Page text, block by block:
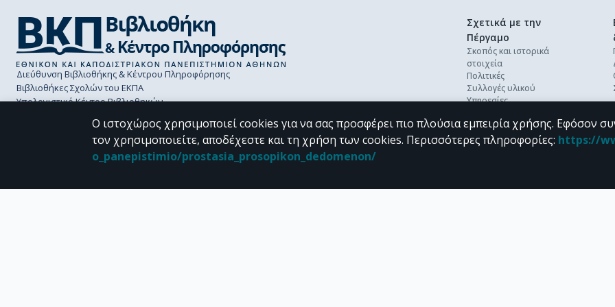
Διεύθυνση Βιβλιοθήκης & Κέντρου Πληροφόρησης
Βιβλιοθήκες Σχολών του ΕΚΠΑ
Υπολογιστικό Κέντρο Βιβλιοθηκών
Σχετικά με την
Πέργαμο
Σκοπός και ιστορικά
στοιχεία
Πολιτικές
Συλλογές υλικού
Υπηρεσίες
Ανοικτή επιστήμη
Διεθνή πρότυπα &
διαλειτουργικότητα
Επικοινωνία
Ο ιστοχώρος χρησιμοποιεί cookies για να σας προσφέρει πιο πλούσια εμπειρία χρήσης. Εφόσον
τον χρησιμοποιείτε, αποδέχεστε και τη χρήση των cookies. Περισσότερες πληροφορίες: https://
o_panepistimio/prostasia_prosopikon_dedomenon/